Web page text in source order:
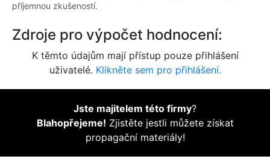
příjemnou zkušeností.
Zdroje pro výpočet hodnocení:
K těmto údajům mají přístup pouze přihlášení
uživatelé. Klikněte sem pro přihlášení.
Jste majitelem této firmy?
Blahopřejeme! Zjistěte jestli můžete získat
propagační materiály!